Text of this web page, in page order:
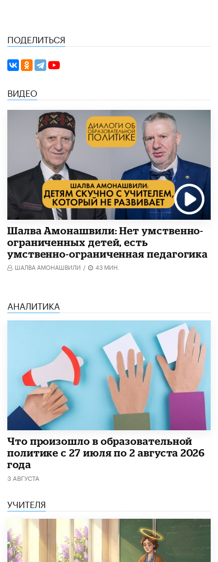
ПОДЕЛИТЬСЯ
ВИДЕО
Шалва Амонашвили: Нет умственно-
ограниченных детей, есть
умственно-ограниченная педагогика
ШАЛВА АМОНАШВИЛИ / 43 МИН.
АНАЛИТИКА
​Что произошло в образовательной
политике с 27 июля по 2 августа 2026
года
3 АВГУСТА
УЧИТЕЛЯ